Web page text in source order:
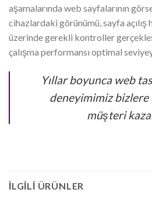
aşamalarında web sayfalarının
cihazlardaki görünümü, sayfa açılış
üzerinde gerekli kontroller
çalışma performansı optimal
Yıllar boyunca web
deneyimimiz
müşteri
İLGILI ÜRÜNLER